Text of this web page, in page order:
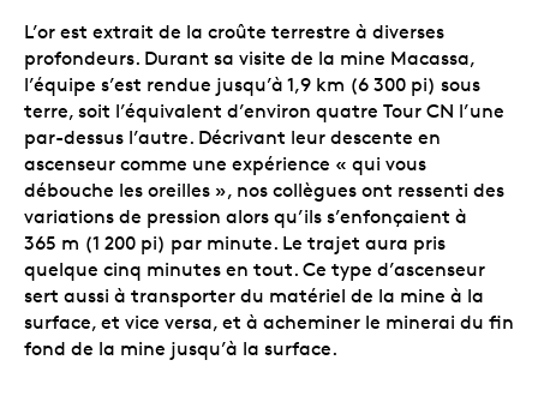
L’or est extrait de la croûte terrestre à diverses
profondeurs. Durant sa visite de la mine Macassa,
l’équipe s’est rendue jusqu’à 1,9 km (6 300 pi) sous
terre, soit l’équivalent d’environ quatre Tour CN l’une
par-dessus l’autre. Décrivant leur descente en
ascenseur comme une expérience « qui vous
débouche les oreilles », nos collègues ont ressenti des
variations de pression alors qu’ils s’enfonçaient à
365 m (1 200 pi) par minute. Le trajet aura pris
quelque cinq minutes en tout. Ce type d’ascenseur
sert aussi à transporter du matériel de la mine à la
surface, et vice versa, et à acheminer le minerai du fin
fond de la mine jusqu’à la surface.